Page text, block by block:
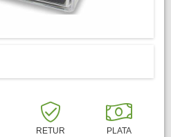
RETUR
PLATA